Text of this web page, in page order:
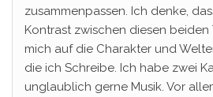
zusammenpassen. Ich denke,
Kontrast zwischen diesen beiden
mich auf die Charakter und
die ich Schreibe. Ich habe zwei
unglaublich gerne Musik. Vor